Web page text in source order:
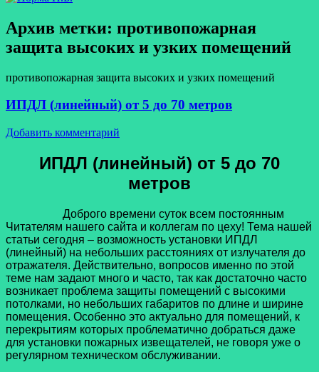
Архив метки: противопожарная
защита высоких и узких помещений
противопожарная защита высоких и узких помещений
ИПДЛ (линейный) от 5 до 70 метров
Добавить комментарий
ИПДЛ (линейный) от 5 до 70
метров
Доброго времени суток всем постоянным
Читателям нашего сайта и коллегам по цеху! Тема нашей
статьи сегодня – возможность установки ИПДЛ
(линейный) на небольших расстояниях от излучателя до
отражателя. Действительно, вопросов именно по этой
теме нам задают много и часто, так как достаточно часто
возникает проблема защиты помещений с высокими
потолками, но небольших габаритов по длине и ширине
помещения. Особенно это актуально для помещений, к
перекрытиям которых проблематично добраться даже
для установки пожарных извещателей, не говоря уже о
регулярном техническом обслуживании.